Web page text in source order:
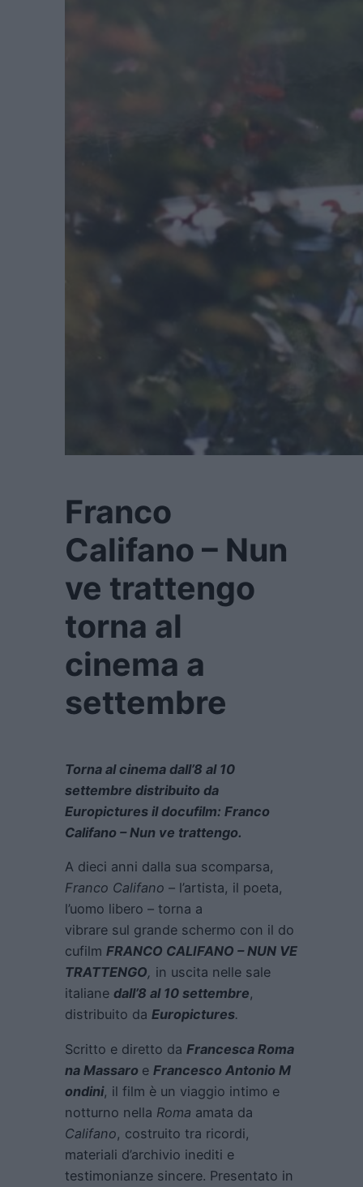
Franco
Califano – Nun
ve trattengo
torna al
cinema a
settembre
Torna al cinema dall’8 al 10
settembre distribuito da
Europictures il docufilm: Franco
Califano – Nun ve trattengo.
A dieci anni dalla sua scomparsa,
Franco Califano – l’artista, il poeta,
l’uomo libero – torna a
vibrare sul grande schermo con il do
cufilm FRANCO CALIFANO – NUN VE
TRATTENGO, in uscita nelle sale
italiane dall’8 al 10 settembre,
distribuito da Europictures.
Scritto e diretto da Francesca Roma
na Massaro e Francesco Antonio M
ondini, il film è un viaggio intimo e
notturno nella Roma amata da
Califano, costruito tra ricordi,
materiali d’archivio inediti e
testimonianze sincere. Presentato in